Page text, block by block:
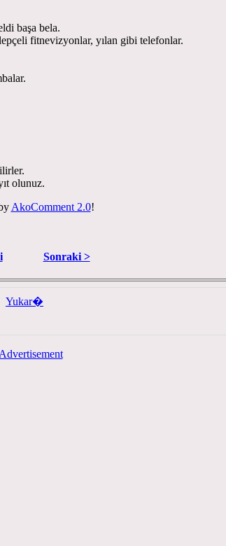
başa bela.
fitnevizyonlar, yılan gibi telefonlar.
olunuz.
AkoComment 2.0!
Sonraki >
Yukar�